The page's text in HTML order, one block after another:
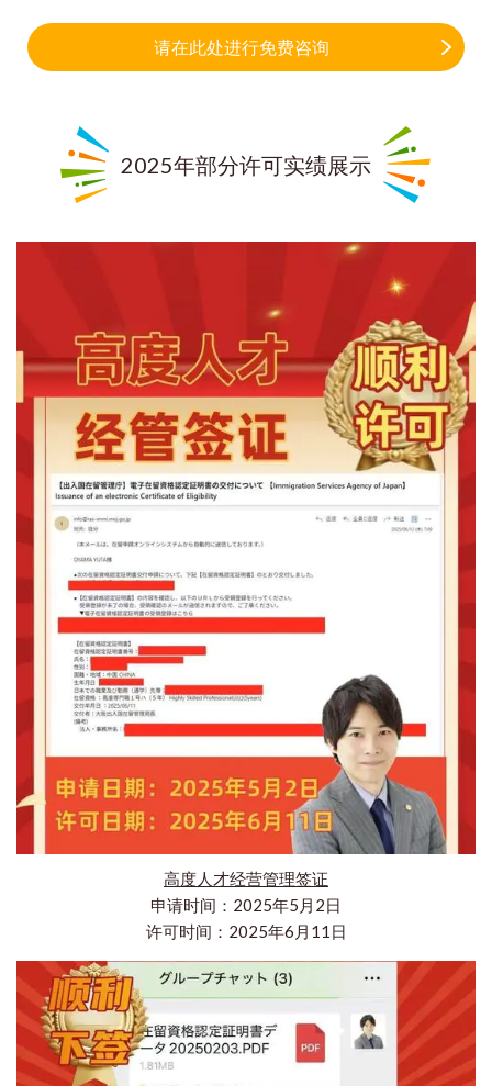
请在此处进行免费咨询
2025年部分许可实绩展示
高度人才经营管理签证
申请时间：2025年5月2日
许可时间：2025年6月11日